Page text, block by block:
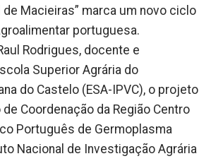
Macieiras” marca um novo ciclo
portuguesa.
Rodrigues, docente e
Superior Agrária do
do Castelo (ESA-IPVC), o projeto
Coordenação da Região Centro
Português de Germoplasma
Nacional de Investigação Agrária